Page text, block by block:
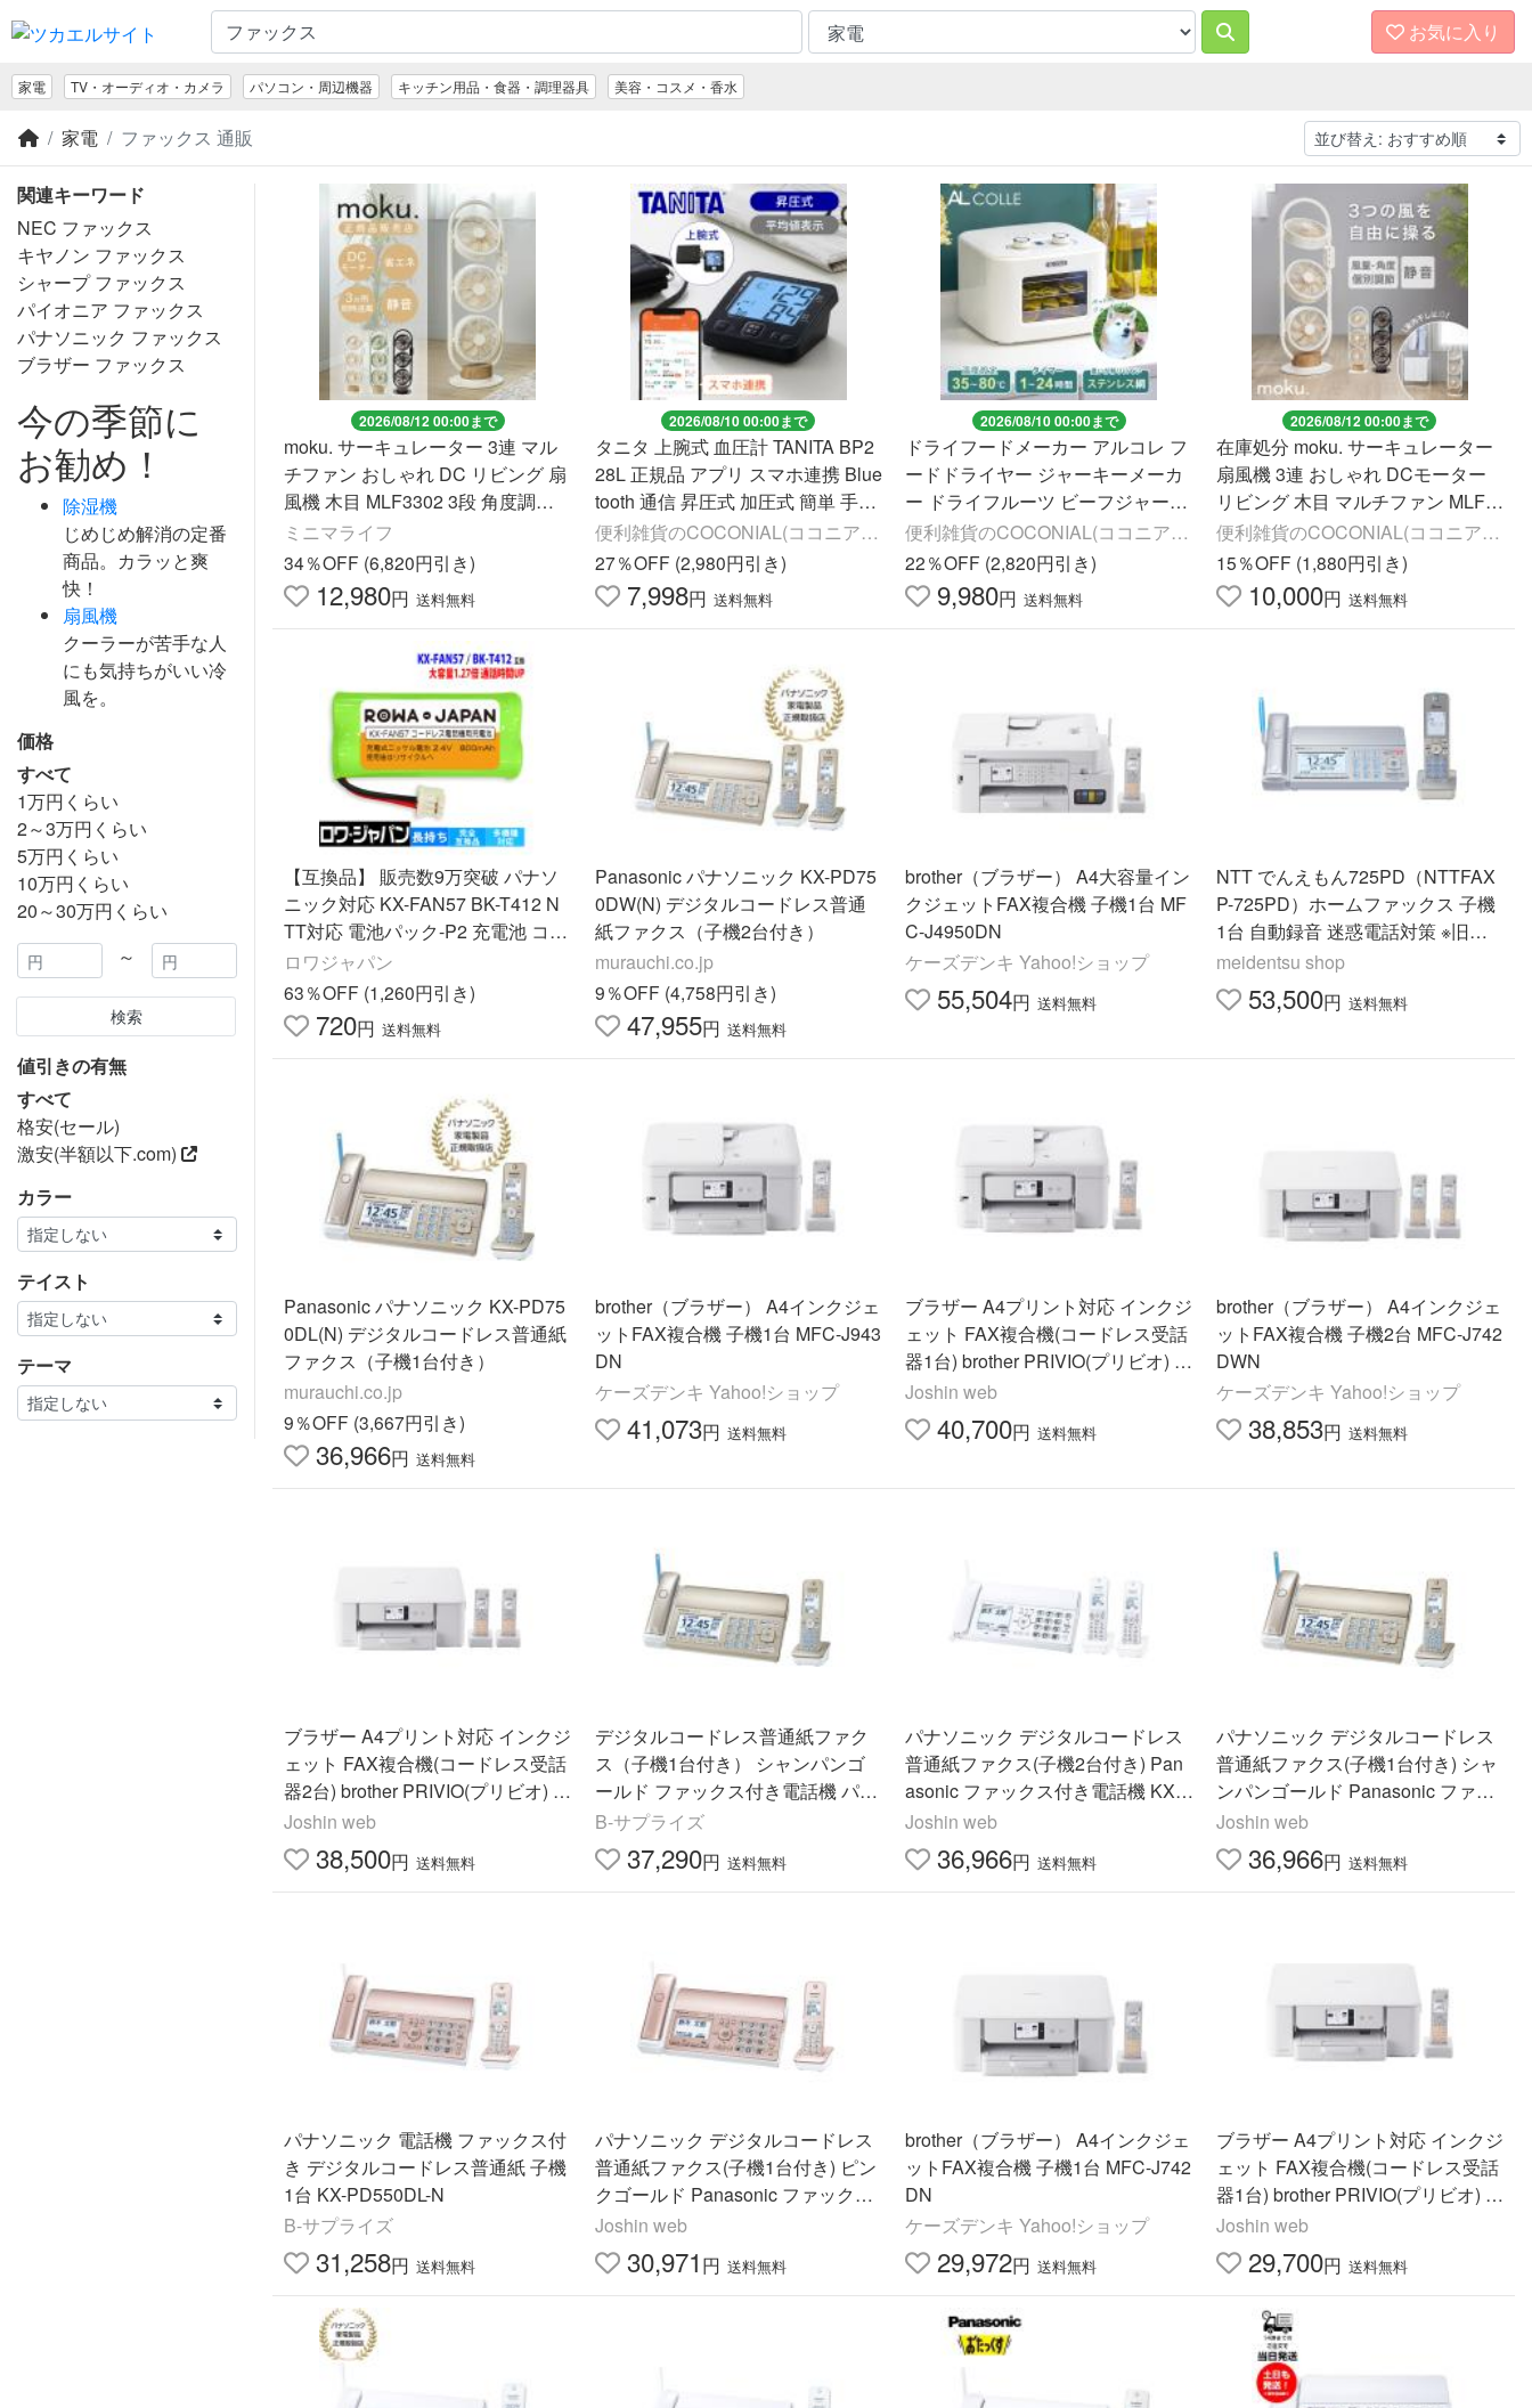
お気に入り
家電 TV・オーディオ・カメラ パソコン・周辺機器 キッチン用品・食器・調理器具 美容・コスメ・香水
家電 ファックス 通販
関連キーワード
NEC ファックス
キヤノン ファックス
シャープ ファックス
パイオニア ファックス
パナソニック ファックス
ブラザー ファックス
今の季節に
お勧め！
除湿機
じめじめ解消の定番
商品。カラッと爽
快！
扇風機
クーラーが苦手な人
にも気持ちがいい冷
風を。
価格
すべて
1万円くらい
2～3万円くらい
5万円くらい
10万円くらい
20～30万円くらい
～
検索
値引きの有無
すべて
格安(セール)
激安(半額以下.com)
カラー
テイスト
テーマ
2026/08/12 00:00まで
moku. サーキュレーター 3連 マル
チファン おしゃれ DC リビング 扇
風機 木目 MLF3302 3段 角度調整
換気 部屋干し 送風 日本メーカー
[在庫限り] ||||||||||
ミニマライフ
34％OFF (6,820円引き)
12,980円 送料無料
2026/08/10 00:00まで
タニタ 上腕式 血圧計 TANITA BP2
28L 正規品 アプリ スマホ連携 Blue
tooth 通信 昇圧式 加圧式 簡単 手軽
正確 電池式 携帯 旅行 収納ケース
黒 BP228L||||
便利雑貨のCOCONIAL(ココニア
ル)
27％OFF (2,980円引き)
7,998円 送料無料
2026/08/10 00:00まで
ドライフードメーカー アルコレ フ
ードドライヤー ジャーキーメーカ
ー ドライフルーツ ビーフジャーキ
ー 野菜 乾燥 コンパクト 犬 ペット
ジャーキー ADMT400W||
便利雑貨のCOCONIAL(ココニア
ル)
22％OFF (2,820円引き)
9,980円 送料無料
2026/08/12 00:00まで
在庫処分 moku. サーキュレーター
扇風機 3連 おしゃれ DCモーター
リビング 木目 マルチファン MLF3
302 3段 角度調整 換気 部屋干し 送
風 ||||||||||
便利雑貨のCOCONIAL(ココニア
ル)
15％OFF (1,880円引き)
10,000円 送料無料
【互換品】 販売数9万突破 パナソ
ニック対応 KX-FAN57 BK-T412 N
TT対応 電池パック-P2 充電池 コー
ドレス子機 用 ロワジャパン
ロワジャパン
63％OFF (1,260円引き)
720円 送料無料
Panasonic パナソニック KX-PD75
0DW(N) デジタルコードレス普通
紙ファクス（子機2台付き）
murauchi.co.jp
9％OFF (4,758円引き)
47,955円 送料無料
brother（ブラザー） A4大容量イン
クジェットFAX複合機 子機1台 MF
C-J4950DN
ケーズデンキ Yahoo!ショップ
55,504円 送料無料
NTT でんえもん725PD（NTTFAX
P-725PD）ホームファックス 子機
1台 自動録音 迷惑電話対策 ※旧機
種 P-724PD
meidentsu shop
53,500円 送料無料
Panasonic パナソニック KX-PD75
0DL(N) デジタルコードレス普通紙
ファクス（子機1台付き）
murauchi.co.jp
9％OFF (3,667円引き)
36,966円 送料無料
brother（ブラザー） A4インクジェ
ットFAX複合機 子機1台 MFC-J943
DN
ケーズデンキ Yahoo!ショップ
41,073円 送料無料
ブラザー A4プリント対応 インクジ
ェット FAX複合機(コードレス受話
器1台) brother PRIVIO(プリビオ) M
FC-J943DN 返品種別A
Joshin web
40,700円 送料無料
brother（ブラザー） A4インクジェ
ットFAX複合機 子機2台 MFC-J742
DWN
ケーズデンキ Yahoo!ショップ
38,853円 送料無料
ブラザー A4プリント対応 インクジ
ェット FAX複合機(コードレス受話
器2台) brother PRIVIO(プリビオ) M
FC-J742DWN 返品種別A
Joshin web
38,500円 送料無料
デジタルコードレス普通紙ファク
ス（子機1台付き） シャンパンゴ
ールド ファックス付き電話機 パナ
ソニック KX-PD750DL-N
B-サプライズ
37,290円 送料無料
パナソニック デジタルコードレス
普通紙ファクス(子機2台付き) Pan
asonic ファックス付き電話機 KX-P
D360DW-W 返品種別A
Joshin web
36,966円 送料無料
パナソニック デジタルコードレス
普通紙ファクス(子機1台付き) シャ
ンパンゴールド Panasonic ファッ
クス付き電話機 KX-PD750DL-N 返
品種別A
Joshin web
36,966円 送料無料
パナソニック 電話機 ファックス付
き デジタルコードレス普通紙 子機
1台 KX-PD550DL-N
B-サプライズ
31,258円 送料無料
パナソニック デジタルコードレス
普通紙ファクス(子機1台付き) ピン
クゴールド Panasonic ファックス
付き電話機 KX-PD550DL-N 返品種
別A
Joshin web
30,971 円 送料無料
brother（ブラザー） A4インクジェ
ットFAX複合機 子機1台 MFC-J742
DN
ケーズデンキ Yahoo!ショップ
29,972円 送料無料
ブラザー A4プリント対応 インクジ
ェット FAX複合機(コードレス受話
器1台) brother PRIVIO(プリビオ) M
FC-J742DN 返品種別A
Joshin web
29,700円 送料無料